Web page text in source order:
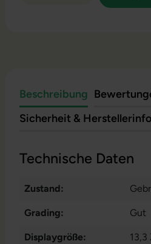
Beschreibung
Sicherheit &
Technische Daten
Zustand:
Grading: Gut
Displaygröße: 13,3